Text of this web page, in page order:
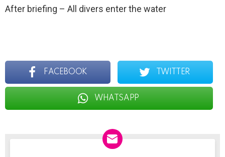
After briefing – All divers enter the water
FACEBOOK TWITTER
WHATSAPP